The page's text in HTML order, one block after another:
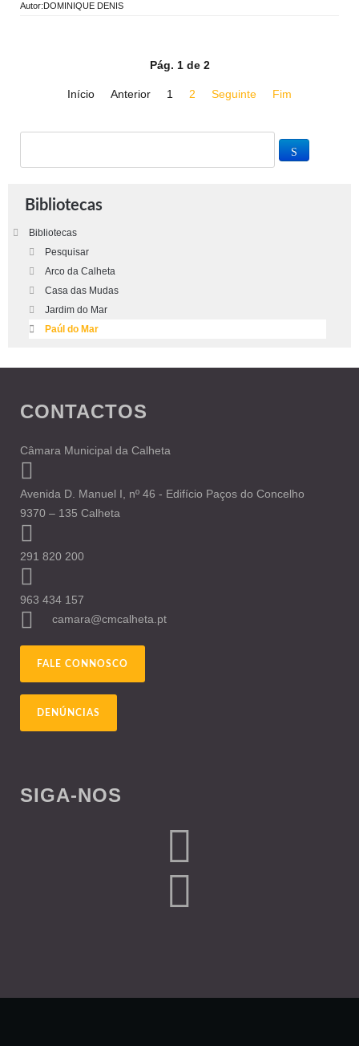
Autor:DOMINIQUE DENIS
Pág. 1 de 2
Início Anterior 1 2 Seguinte Fim
Bibliotecas
Bibliotecas
Pesquisar
Arco da Calheta
Casa das Mudas
Jardim do Mar
Paúl do Mar
CONTACTOS
Câmara Municipal da Calheta
Avenida D. Manuel I, nº 46 - Edifício Paços do Concelho
9370 – 135 Calheta
291 820 200
963 434 157
camara@cmcalheta.pt
FALE CONNOSCO
DENÚNCIAS
SIGA-NOS